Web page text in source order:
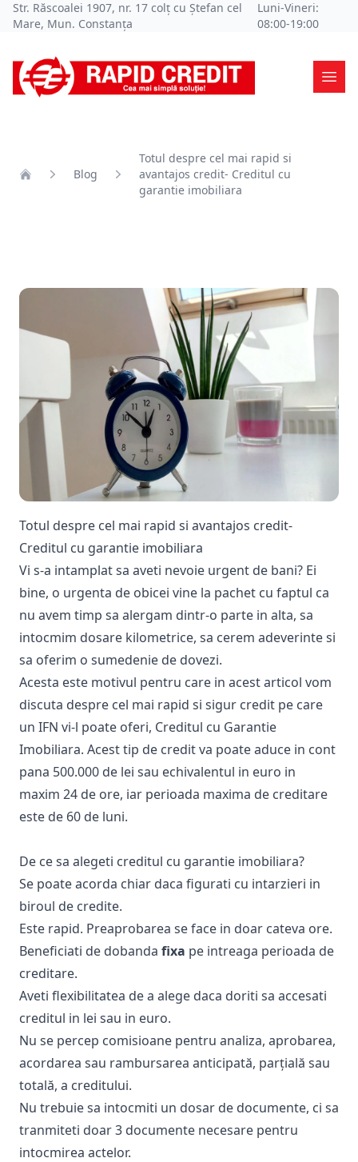
Str. Răscoalei 1907, nr. 17 colț cu Ștefan cel
Mare, Mun. Constanța
Luni-Vineri:
08:00-19:00
Blog
Totul despre cel mai rapid si
avantajos credit- Creditul cu
garantie imobiliara
Totul despre cel mai rapid si avantajos credit-
Creditul cu garantie imobiliara
Vi s-a intamplat sa aveti nevoie urgent de bani? Ei
bine, o urgenta de obicei vine la pachet cu faptul ca
nu avem timp sa alergam dintr-o parte in alta, sa
intocmim dosare kilometrice, sa cerem adeverinte si
sa oferim o sumedenie de dovezi.
Acesta este motivul pentru care in acest articol vom
discuta despre cel mai rapid si sigur credit pe care
un IFN vi-l poate oferi, Creditul cu Garantie
Imobiliara. Acest tip de credit va poate aduce in cont
pana 500.000 de lei sau echivalentul in euro in
maxim 24 de ore, iar perioada maxima de creditare
este de 60 de luni.
De ce sa alegeti creditul cu garantie imobiliara?
Se poate acorda chiar daca figurati cu intarzieri in
biroul de credite.
Este rapid. Preaprobarea se face in doar cateva ore.
Beneficiati de dobanda fixa pe intreaga perioada de
creditare.
Aveti flexibilitatea de a alege daca doriti sa accesati
creditul in lei sau in euro.
Nu se percep comisioane pentru analiza, aprobarea,
acordarea sau rambursarea anticipată, parțială sau
totală, a creditului.
Nu trebuie sa intocmiti un dosar de documente, ci sa
tranmiteti doar 3 documente necesare pentru
intocmirea actelor.